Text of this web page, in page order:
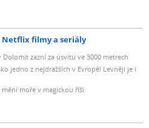
Netflix filmy a seriály
zazní za úsvitu ve 3000 metrech
jedno z nejdražších v Evropě! Levněji je i
mění moře v magickou říši